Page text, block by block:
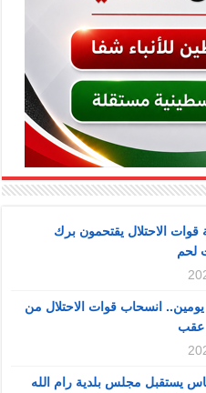
الاحتلال يقتحمون برك
لحم
انسحاب قوات الاحتلال من
عقب
يستقبل مجلس بلدية رام الله